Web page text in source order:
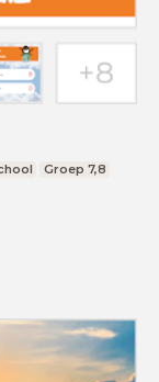
Groep 7,8